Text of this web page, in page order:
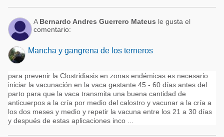
A Bernardo Andres Guerrero Mateus le gusta el
comentario:
Mancha y gangrena de los terneros
para prevenir la Clostridiasis en zonas endémicas es necesario
iniciar la vacunación en la vaca gestante 45 - 60 días antes del
parto para que la vaca transmita una buena cantidad de
anticuerpos a la cría por medio del calostro y vacunar a la cría a
los dos meses y medio y repetir la vacuna entre los 21 a 30 días
y después de estas aplicaciones inco ...